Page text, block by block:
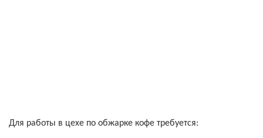
Для работы в цехе по обжарке кофе требуется: